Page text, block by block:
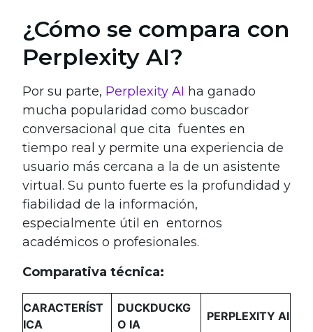
¿Cómo se compara con
Perplexity AI?
Por su parte, Perplexity AI ha ganado
mucha popularidad como buscador
conversacional que cita fuentes en
tiempo real y permite una experiencia de
usuario más cercana a la de un asistente
virtual. Su punto fuerte es la profundidad y
fiabilidad de la información,
especialmente útil en entornos
académicos o profesionales.
Comparativa técnica:
CARACTERÍST
ICA
DUCKDUCKG
O IA
PERPLEXITY AI